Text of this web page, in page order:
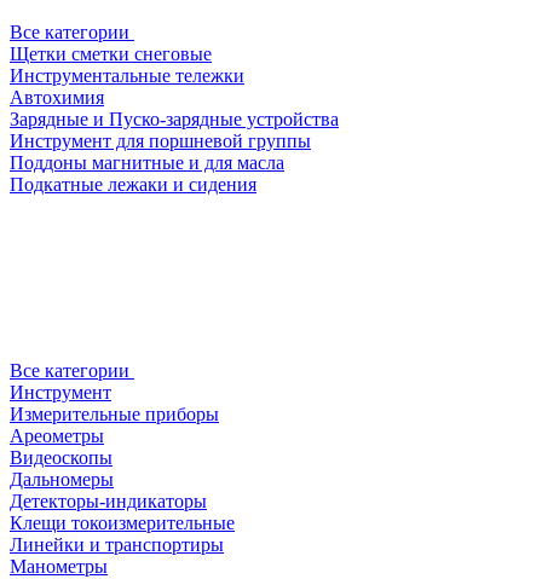
Все категории
Щетки сметки снеговые
Инструментальные тележки
Автохимия
Зарядные и Пуско-зарядные устройства
Инструмент для поршневой группы
Поддоны магнитные и для масла
Подкатные лежаки и сидения
Все категории
Инструмент
Измерительные приборы
Ареометры
Видеоскопы
Дальномеры
Детекторы-индикаторы
Клещи токоизмерительные
Линейки и транспортиры
Манометры